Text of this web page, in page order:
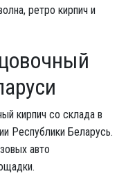
ретро кирпич и
кирпич со склада в
Республики Беларусь.
авто